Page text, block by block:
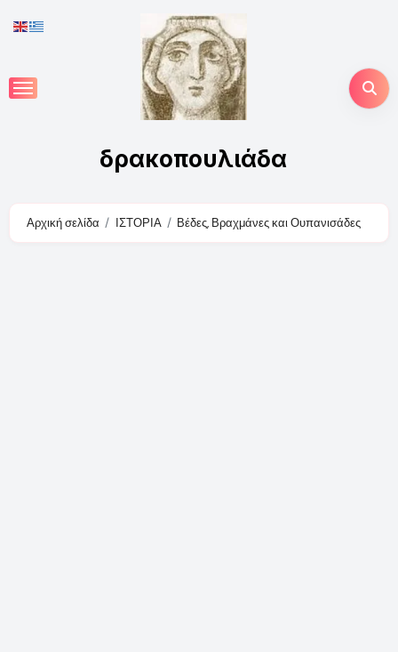
to
δρακοπουλιάδα
Αρχική σελίδα ΙΣΤΟΡΙΑ Βέδες, Βραχμάνες και Ουπανισάδες